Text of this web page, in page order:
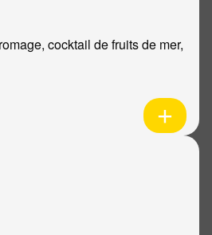
cocktail de fruits de mer,